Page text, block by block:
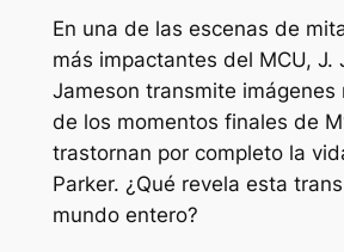
En una de las escenas de
más impactantes del MCU, J.
Jameson transmite imágenes
de los momentos finales de
trastornan por completo la
Parker. ¿Qué revela esta
mundo entero?